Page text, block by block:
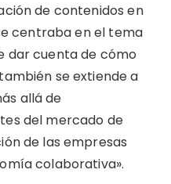
de contenidos en
centraba en el tema
dar cuenta de cómo
se extiende a
allá de
del mercado de
de las empresas
colaborativa».